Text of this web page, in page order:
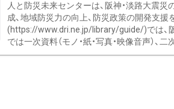
人と防災未来センターは、阪神・淡路大震
成、地域防災力の向上、防災政策の開発支
(https://www.dri.ne.jp/library/guide/)では、
では一次資料（モノ・紙・写真・映像音声）、二